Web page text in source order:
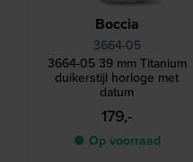
Boccia
3664-05
3664-05 39 mm Titanium
duikerstijl horloge met
datum
179,-
● Op voorraad